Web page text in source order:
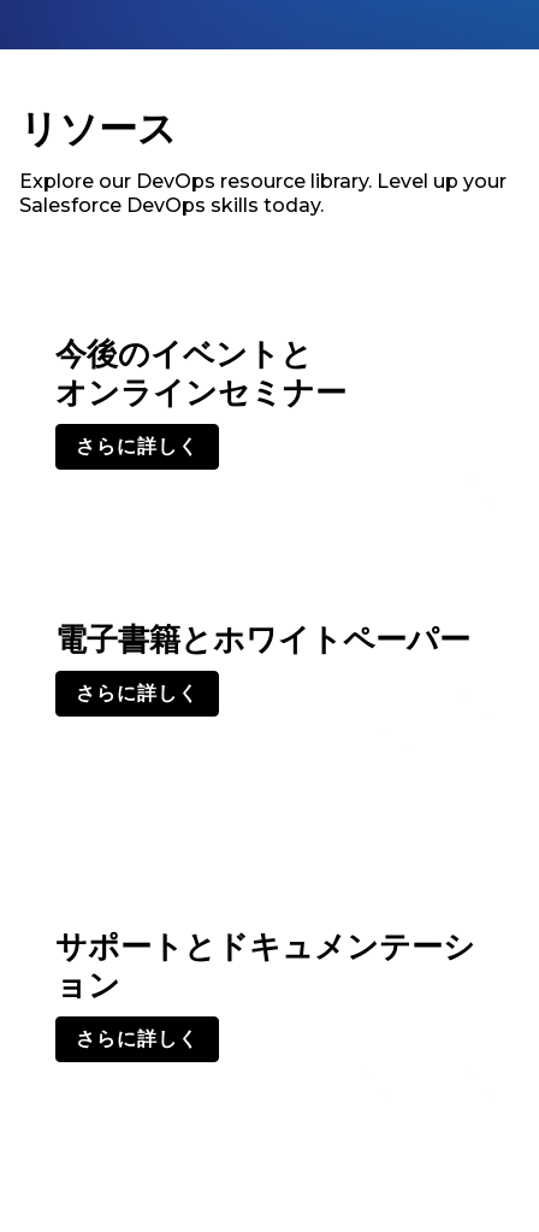
リソース
Explore our DevOps resource library. Level up your
Salesforce DevOps skills today.
今後のイベントと
オンラインセミナー
さらに詳しく
電子書籍とホワイトペーパー
さらに詳しく
サポートとドキュメンテーシ
ョン
さらに詳しく